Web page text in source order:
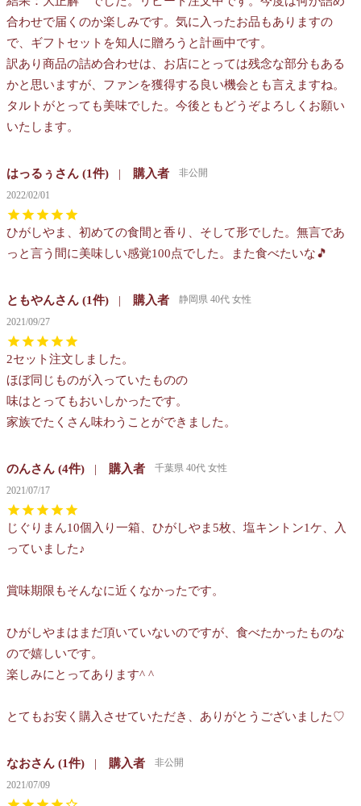
合わせで届くのか楽しみです。気に入ったお品もありますの
で、ギフトセットを知人に贈ろうと計画中です。
訳あり商品の詰め合わせは、お店にとっては残念な部分もある
かと思いますが、ファンを獲得する良い機会とも言えますね。
タルトがとっても美味でした。今後ともどうぞよろしくお願い
いたします。
はっるぅ 1 購入者
非公開
2022/02/01
ひがしやま、初めての食間と香り、そして形でした。無言であ
っと言う間に美味しい感覚100点でした。また食べたいな🎵
ともやん 1 購入者 静岡県 40代 女性
2021/09/27
2セット注文しました。
ほぼ同じものが入っていたものの
味はとってもおいしかったです。
家族でたくさん味わうことができました。
のん 4 購入者 千葉県 40代 女性
2021/07/17
じぐりまん10個入り一箱、ひがしやま5枚、塩キントン1ケ、入
っていました♪
賞味期限もそんなに近くなかったです。
ひがしやまはまだ頂いていないのですが、食べたかったものな
ので嬉しいです。
楽しみにとってあります^ ^
とてもお安く購入させていただき、ありがとうございました♡
なお 1 購入者
非公開
2021/07/09